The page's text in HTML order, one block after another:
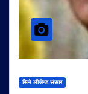
सिने लीजेन्ड संसार